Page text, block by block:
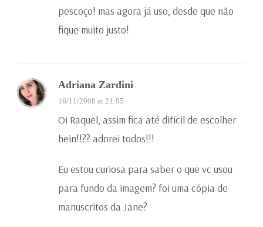
pescoço! mas agora já uso, desde que não
fique muito justo!
Adriana Zardini
16/11/2008 at 21:05
Oi Raquel, assim fica até difícil de escolher
hein!!?? adorei todos!!!
Eu estou curiosa para saber o que vc usou
para fundo da imagem? foi uma cópia de
manuscritos da Jane?